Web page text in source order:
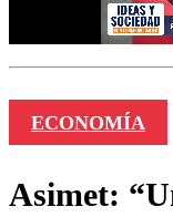
ECONOMÍA
Asimet: